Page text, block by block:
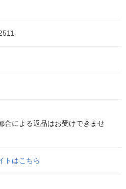
合による返品はお受けできませ
トはこちら